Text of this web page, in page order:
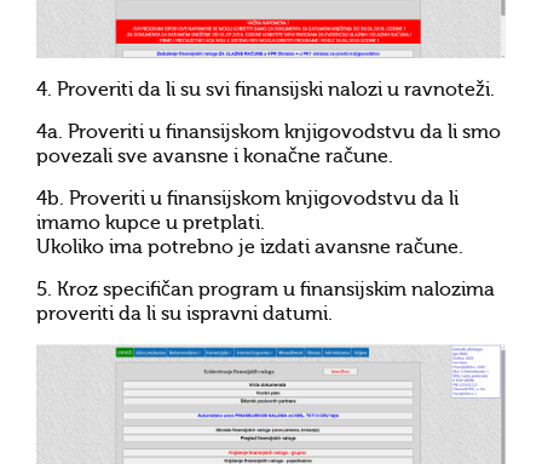
4. Proveriti da li su svi finansijski nalozi u ravnoteži.
4a. Proveriti u finansijskom knjigovodstvu da li smo
povezali sve avansne i konačne račune.
4b. Proveriti u finansijskom knjigovodstvu da li
imamo kupce u pretplati.
Ukoliko ima potrebno je izdati avansne račune.
5. Kroz specifičan program u finansijskim nalozima
proveriti da li su ispravni datumi.